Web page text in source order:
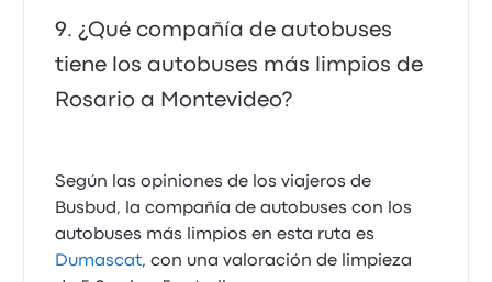
¿Qué compañía de autobuses
tiene los autobuses más limpios de
Rosario a Montevideo?
Según las opiniones de los viajeros de
Busbud, la compañía de autobuses con los
autobuses más limpios en esta ruta es
Dumascat, con una valoración de limpieza